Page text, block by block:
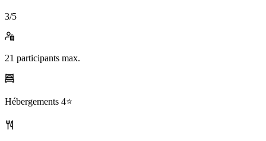
3/5
21 participants max.
Hébergements 4⭐️